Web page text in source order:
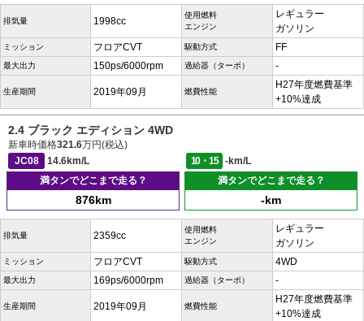
排気量 1998cc
使用燃料
エンジン
レギュラー
ガソリン
ミッション フロアCVT 駆動方式 FF
最大出力 150ps/6000rpm 過給器（ターボ） -
生産期間 2019年09月 燃費性能
H27年度燃費基準
+10%達成
2.4 ブラック エディション 4WD
新車時価格321.6万円(税込)
JC08
14.6km/L 10・15
-km/L
満タンでどこまで走る？
876km
満タンでどこまで走る？
-km
排気量 2359cc
使用燃料
エンジン
レギュラー
ガソリン
ミッション フロアCVT 駆動方式 4WD
最大出力 169ps/6000rpm 過給器（ターボ） -
生産期間 2019年09月 燃費性能
H27年度燃費基準
+10%達成